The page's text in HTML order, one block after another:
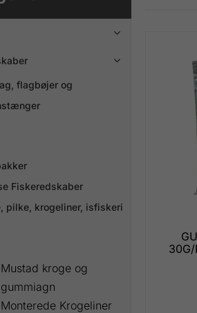


flagbøjer og
Fiskeredskaber
pilke, krogeliner, isfiskeri
Mustad kroge og
gummiagn
Monterede Krogeliner
30G/